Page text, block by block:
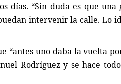
días. “Sin duda es que
intervenir la calle. Lo
“antes uno daba la vuelta
Rodríguez y se hace
Diputados del PNL
en una sesión especial
Por
fiesta